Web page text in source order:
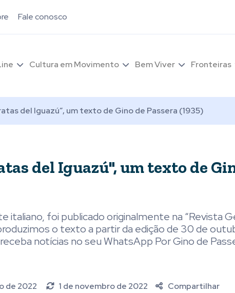
Fale conosco
Cultura em Movimento Bem Viver Fronteiras
del Iguazú”, um texto de Gino de Passera (1935)
del Iguazú", um texto de
foi publicado originalmente na “Revista
o texto a partir da edição de 30 de
notícias no seu WhatsApp Por Gino de
de 2022 1 de novembro de 2022 Compartilhar